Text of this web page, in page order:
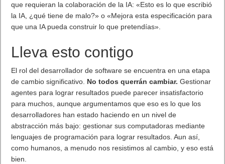
que requieran la colaboración de la IA: «Esto es lo que escribió
la IA, ¿qué tiene de malo?» o «Mejora esta especificación para
que una IA pueda construir lo que pretendías».
Lleva esto contigo
El rol del desarrollador de software se encuentra en una etapa
de cambio significativo. No todos querrán cambiar. Gestionar
agentes para lograr resultados puede parecer insatisfactorio
para muchos, aunque argumentamos que eso es lo que los
desarrolladores han estado haciendo en un nivel de
abstracción más bajo: gestionar sus computadoras mediante
lenguajes de programación para lograr resultados. Aun así,
como humanos, a menudo nos resistimos al cambio, y eso está
bien.